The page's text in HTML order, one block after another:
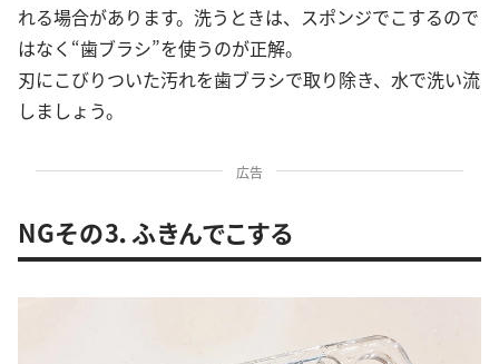
れる場合があります。洗うときは、スポンジでこするので
はなく“歯ブラシ”を使うのが正解。
刃にこびりついた汚れを歯ブラシで取り除き、水で洗い流
しましょう。
広告
NGその3．ふきんでこする